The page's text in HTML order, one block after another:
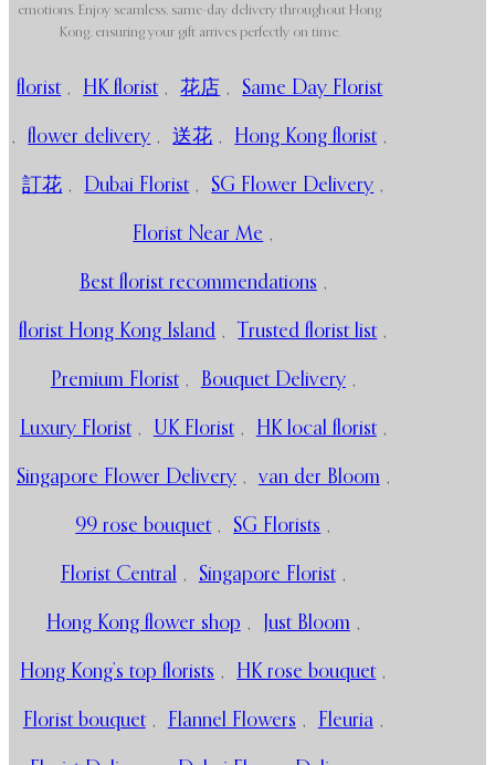
emotions. Enjoy seamless, same-day delivery throughout Hong
Kong, ensuring your gift arrives perfectly on time.
florist , HK florist , 花店 , Same Day Florist
, flower delivery , 送花 , Hong Kong florist ,
訂花 , Dubai Florist , SG Flower Delivery ,
Florist Near Me ,
Best florist recommendations ,
florist Hong Kong Island , Trusted florist list ,
Premium Florist , Bouquet Delivery ,
Luxury Florist , UK Florist , HK local florist ,
Singapore Flower Delivery , van der Bloom ,
99 rose bouquet , SG Florists ,
Florist Central , Singapore Florist ,
Hong Kong flower shop , Just Bloom ,
Hong Kong’s top florists , HK rose bouquet ,
Florist bouquet , Flannel Flowers , Fleuria ,